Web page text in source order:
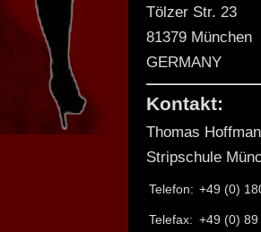
Tölzer Str. 23
81379 München
GERMANY
Kontakt:
Thomas
Stripschule
Telefon: +49 (0)
Telefax: +49 (0)